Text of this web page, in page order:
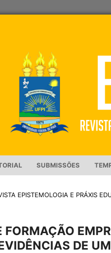
SUBMISSÕES
EPISTEMOLOGIA E PRÁXIS
DE